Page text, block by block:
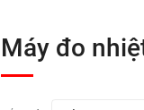
Máy đo